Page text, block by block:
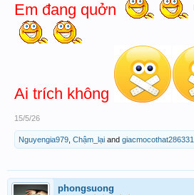
Em đang quởn
Ai trích không
15/5/26
Nguyengia979 Chậm_lại and giacmocothat286331
phongsuong